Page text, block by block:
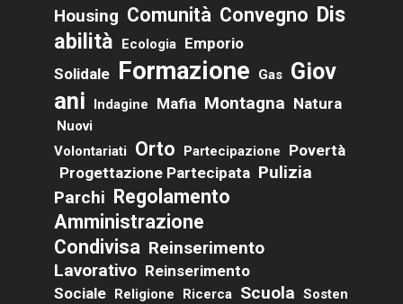
Housing Comunità Convegno Dis
Abilità
Ecologia Emporio
Solidale Formazione Gas Giov
Ani
Indagine Mafia Montagna Natura
Nuovi
Volontariati Orto Partecipazione
Povertà
Progettazione Partecipata Pulizia
Parchi Regolamento
Amministrazione
Condivisa Reinserimento
Lavorativo Reinserimento
Sociale Religione Ricerca Scuola Sosten